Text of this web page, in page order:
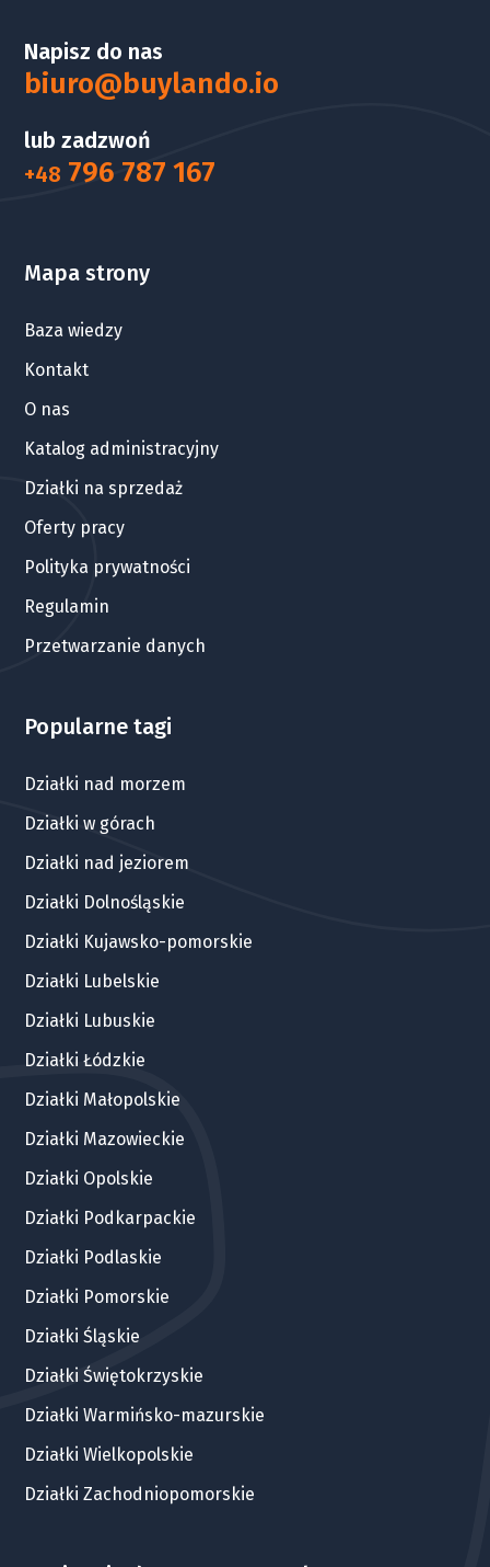
Napisz do nas
biuro@buylando.io
lub zadzwoń
+48 796 787 167
Mapa strony
Baza wiedzy
Kontakt
O nas
Katalog administracyjny
Działki na sprzedaż
Oferty pracy
Polityka prywatności
Regulamin
Przetwarzanie danych
Popularne tagi
Działki nad morzem
Działki w górach
Działki nad jeziorem
Działki Dolnośląskie
Działki Kujawsko-pomorskie
Działki Lubelskie
Działki Lubuskie
Działki Łódzkie
Działki Małopolskie
Działki Mazowieckie
Działki Opolskie
Działki Podkarpackie
Działki Podlaskie
Działki Pomorskie
Działki Śląskie
Działki Świętokrzyskie
Działki Warmińsko-mazurskie
Działki Wielkopolskie
Działki Zachodniopomorskie